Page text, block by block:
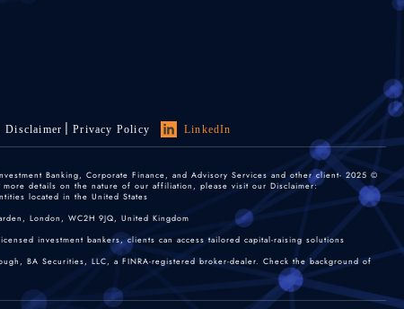
LinkedIn
Privacy Policy
Disclaimer
Banking, Corporate Finance, and Advisory Services and other client-
more details on the nature of our affiliation, please visit our Disclaimer:
located in the United States.
London, WC2H 9JQ, United Kingdom.
investment bankers, clients can access tailored capital-raising solutions.
BA Securities, LLC, a FINRA-registered broker-dealer. Check the background of